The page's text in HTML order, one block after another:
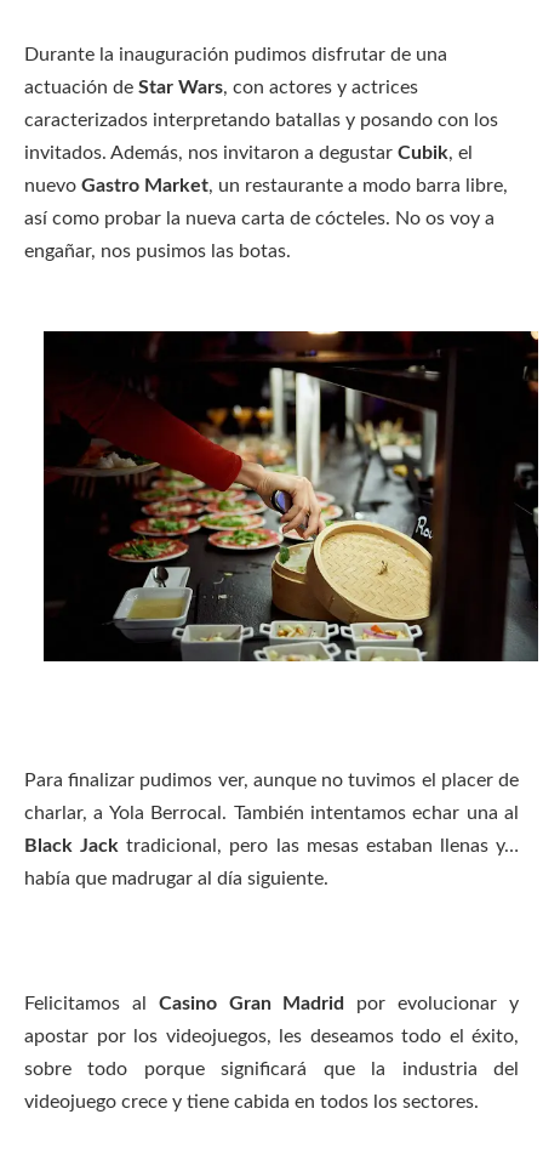
Durante la inauguración pudimos disfrutar de una
actuación de Star Wars, con actores y actrices
caracterizados interpretando batallas y posando con los
invitados. Además, nos invitaron a degustar Cubik, el
nuevo Gastro Market, un restaurante a modo barra libre,
así como probar la nueva carta de cócteles. No os voy a
engañar, nos pusimos las botas.
Para finalizar pudimos ver, aunque no tuvimos el placer de
charlar, a Yola Berrocal. También intentamos echar una al
Black Jack tradicional, pero las mesas estaban llenas y…
había que madrugar al día siguiente.
Felicitamos al Casino Gran Madrid
por evolucionar y
apostar por los videojuegos, les deseamos todo el éxito,
sobre todo porque significará que la industria del
videojuego crece y tiene cabida en todos los sectores.